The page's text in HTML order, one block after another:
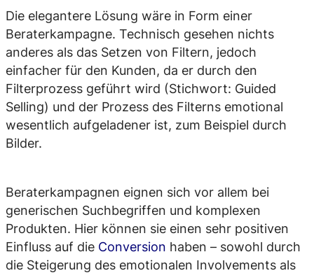
Die elegantere Lösung wäre in Form einer
Beraterkampagne. Technisch gesehen nichts
anderes als das Setzen von Filtern, jedoch
einfacher für den Kunden, da er durch den
Filterprozess geführt wird (Stichwort: Guided
Selling) und der Prozess des Filterns emotional
wesentlich aufgeladener ist, zum Beispiel durch
Bilder.
Beraterkampagnen eignen sich vor allem bei
generischen Suchbegriffen und komplexen
Produkten. Hier können sie einen sehr positiven
Einfluss auf die Conversion haben – sowohl durch
die Steigerung des emotionalen Involvements als